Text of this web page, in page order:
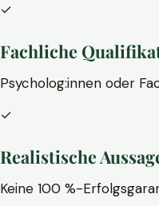
✓
Fachliche
Psycholog:innen oder
✓
Realistische
Keine 100 %-